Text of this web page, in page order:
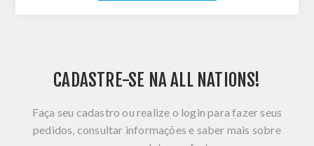
CADASTRE-SE NA ALL NATIONS!
Faça seu cadastro ou realize o login para fazer seus
pedidos, consultar informações e saber mais sobre